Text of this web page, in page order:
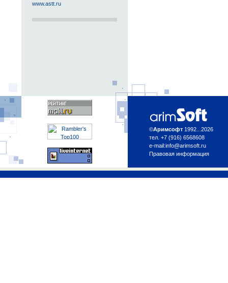
www.astt.ru
©Аримсофт 1992...2026
тел. +7 (916) 6568608
e-mail:info@arimsoft.ru
Правовая информация